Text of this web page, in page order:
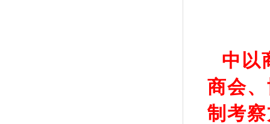
中以
商会
制考